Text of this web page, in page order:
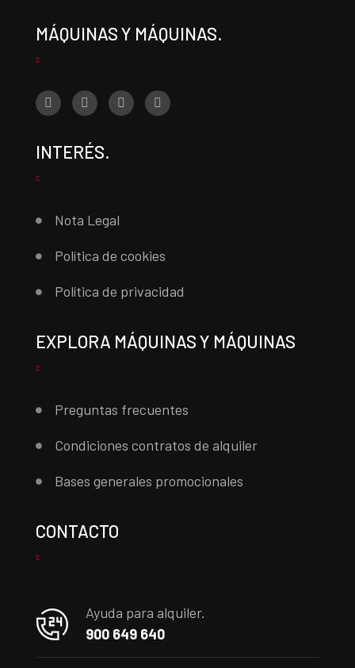
MÁQUINAS Y MÁQUINAS.
INTERÉS.
Nota Legal
Política de cookies
Política de privacidad
EXPLORA MÁQUINAS Y MÁQUINAS
Preguntas frecuentes
Condiciones contratos de alquiler
Bases generales promocionales
CONTACTO
Ayuda para alquiler.
900 649 640